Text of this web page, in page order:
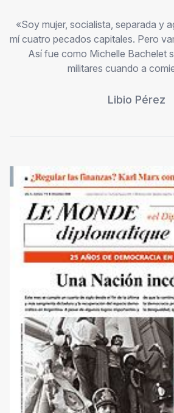
«Soy mujer, socialista, separada y
mí cuatro pecados capitales. Pero
Así fue como Michelle Bachelet
militares cuando a
Libio Pérez